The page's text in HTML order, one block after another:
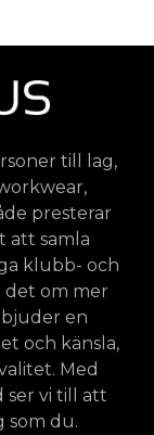
till lag,
presterar
att samla
klubb- och
det om mer
en
och känsla,
Med
ser vi till att
som du.